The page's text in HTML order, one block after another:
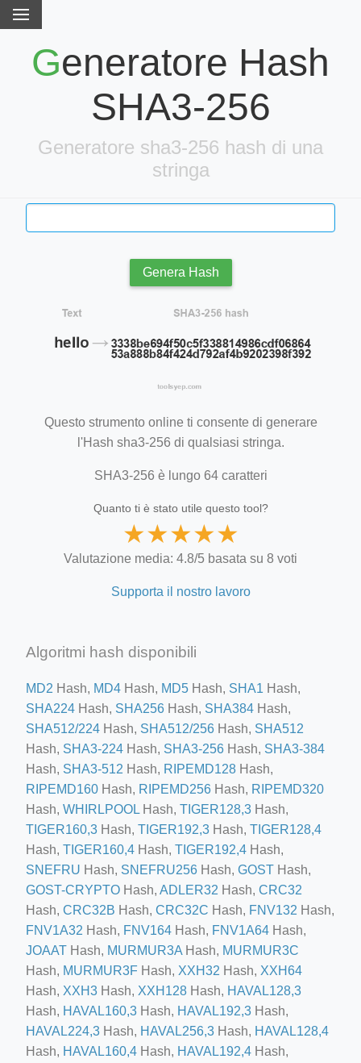
crew-neck-navy-blue/
feed-calculator
Generatore Hash
SHA3-256
Generatore sha3-256 hash di una
stringa
Genera Hash
Questo strumento online ti consente di generare
l'Hash sha3-256 di qualsiasi stringa.
SHA3-256 è lungo 64 caratteri
Quanto ti è stato utile questo tool?
★★★★★
Valutazione media: 4.8/5 basata su 8 voti
Supporta il nostro lavoro
Algoritmi hash disponibili
MD2 Hash, MD4 Hash, MD5 Hash, SHA1 Hash,
SHA224 Hash, SHA256 Hash, SHA384 Hash,
SHA512/224 Hash, SHA512/256 Hash, SHA512
Hash, SHA3-224 Hash, SHA3-256 Hash, SHA3-384
Hash, SHA3-512 Hash, RIPEMD128 Hash,
RIPEMD160 Hash, RIPEMD256 Hash, RIPEMD320
Hash, WHIRLPOOL Hash, TIGER128,3 Hash,
TIGER160,3 Hash, TIGER192,3 Hash, TIGER128,4
Hash, TIGER160,4 Hash, TIGER192,4 Hash,
SNEFRU Hash, SNEFRU256 Hash, GOST Hash,
GOST-CRYPTO Hash, ADLER32 Hash, CRC32
Hash, CRC32B Hash, CRC32C Hash, FNV132 Hash,
FNV1A32 Hash, FNV164 Hash, FNV1A64 Hash,
JOAAT Hash, MURMUR3A Hash, MURMUR3C
Hash, MURMUR3F Hash, XXH32 Hash, XXH64
Hash, XXH3 Hash, XXH128 Hash, HAVAL128,3
Hash, HAVAL160,3 Hash, HAVAL192,3 Hash,
HAVAL224,3 Hash, HAVAL256,3 Hash, HAVAL128,4
Hash, HAVAL160,4 Hash, HAVAL192,4 Hash,